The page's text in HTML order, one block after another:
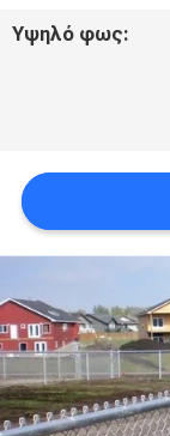
ΕΙΔΉΣΕΙΣ
Υψηλό φως: